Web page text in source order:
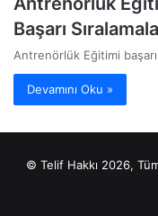
Başarı
Antrenörlük Eğitimi başarı
Devamını Oku »
© Telif Hakkı 2026,